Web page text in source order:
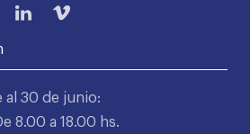
al 30 de junio:
8.00 a 18.00 hs.